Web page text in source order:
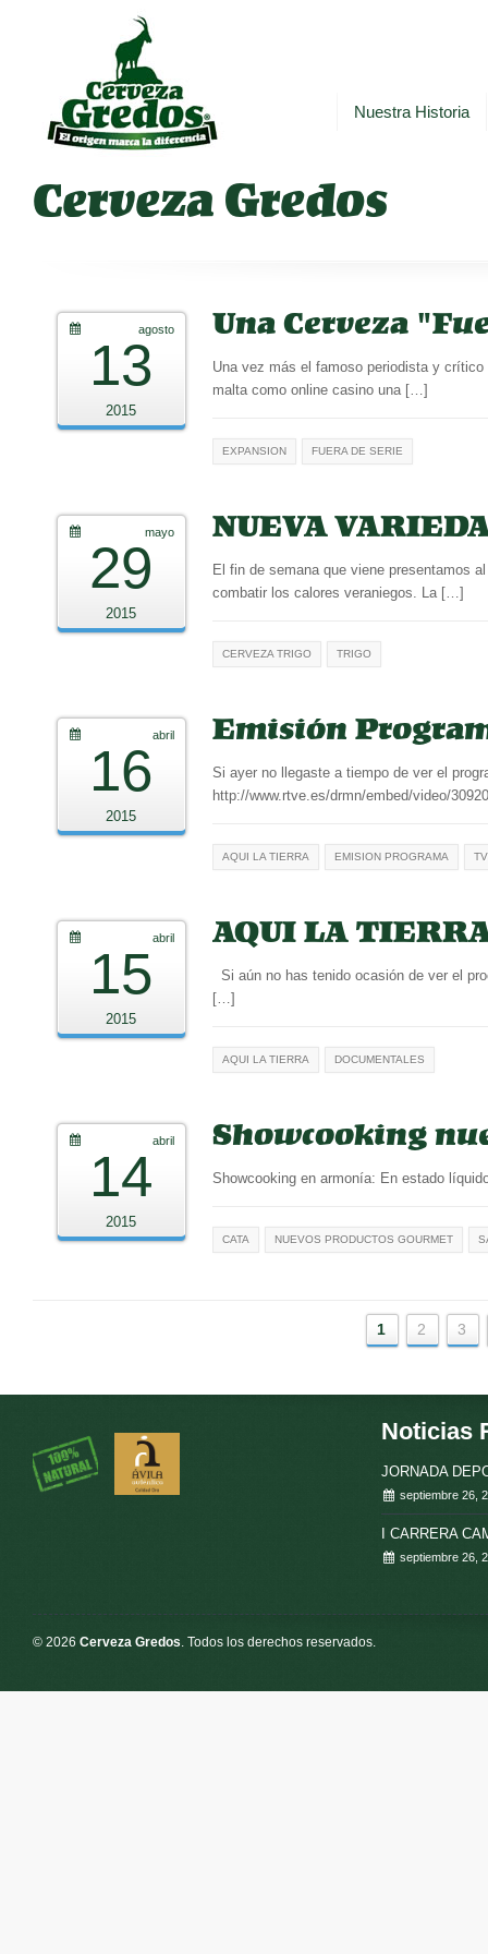
Nuestra Historia
Cerveza Gredos
13
agosto
2015
Una Cerveza
Una vez más el famoso periodista y
malta como online casino una […]
EXPANSION FUERA DE SERIE
29
mayo
2015
NUEVA
El fin de semana que viene presentamos
combatir los calores veraniegos. La […]
CERVEZA TRIGO TRIGO
16
abril
2015
Emisión
Si ayer no llegaste a tiempo de ver el
http://www.rtve.es/drmn/embed/video/
AQUI LA TIERRA EMISION PROGRAMA
15
abril
2015
AQUI LA
Si aún no has tenido ocasión de ver el
[…]
AQUI LA TIERRA DOCUMENTALES
14
abril
2015
Showcooking
Showcooking en armonía: En estado
CATA NUEVOS PRODUCTOS GOURMET
1 2 3
Noticias
JORNADA
septiembre 26,
I CARRERA
septiembre 26,
© 2026 Cerveza Gredos. Todos los derechos reservados.